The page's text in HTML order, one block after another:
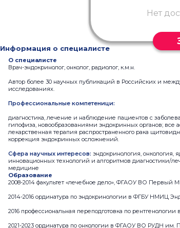
Нет
Информация о специалисте
О специалисте
Врач-эндокринолог, онколог, радиолог, к.м.н.
Автор более 30 научных публикаций в Российских и
исследованиях.
Профессиональные компетеници:
диагностика, лечение и наблюдение пациентов с
гипофиза, новообразованиями эндокринных органов;
лекарственная терапия распространенного рака
коррекция эндокринных осложнений.
Сфера научных интересов: эндокринология, онкология,
инновационных технологий и алгоритмов диагностики/
медицине
Образование
2008-2014 факультет «лечебное дело», ФГАОУ ВО
2014-2016 ординатура по эндокринологии в ФГБУ НМИЦ
2016 профессиональная переподготовка по
2021-2023 ординатура по онкологии в ФГАОУ ВО РУДН им.